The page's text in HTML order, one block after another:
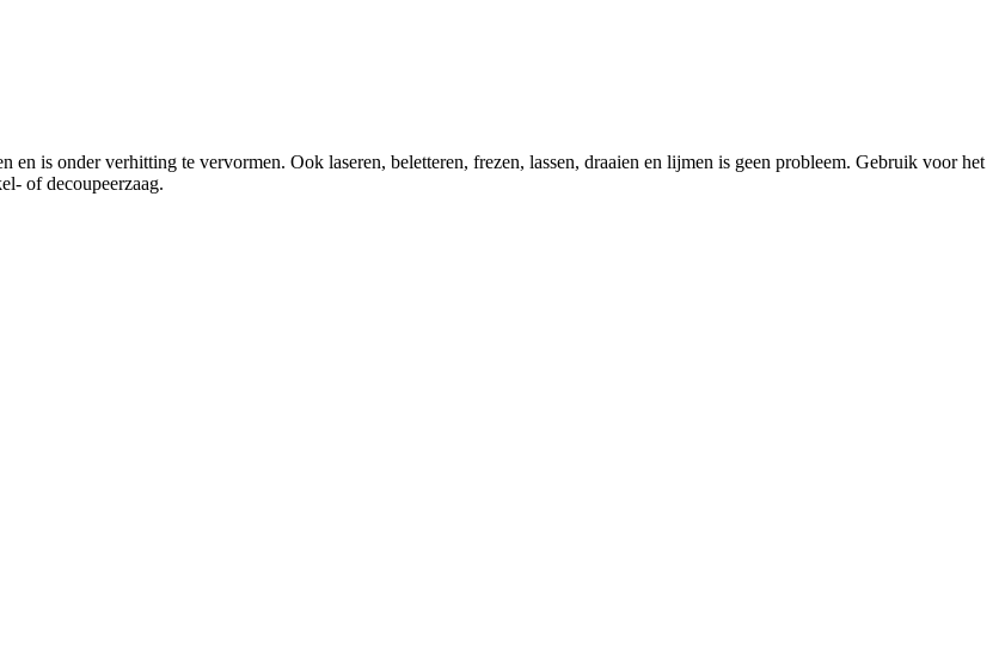
is onder verhitting te vervormen. Ook laseren, beletteren, frezen, lassen, draaien en lijmen is geen probleem. Gebruik voor het
of decoupeerzaag.